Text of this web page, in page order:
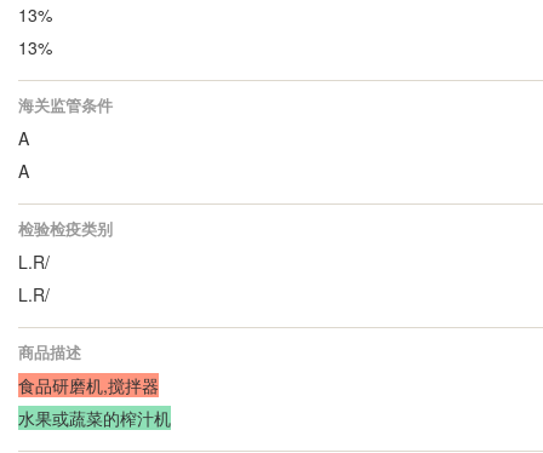
13%
13%
海关监管条件
A
A
检验检疫类别
L.R/
L.R/
商品描述
食品研磨机,搅拌器
水果或蔬菜的榨汁机